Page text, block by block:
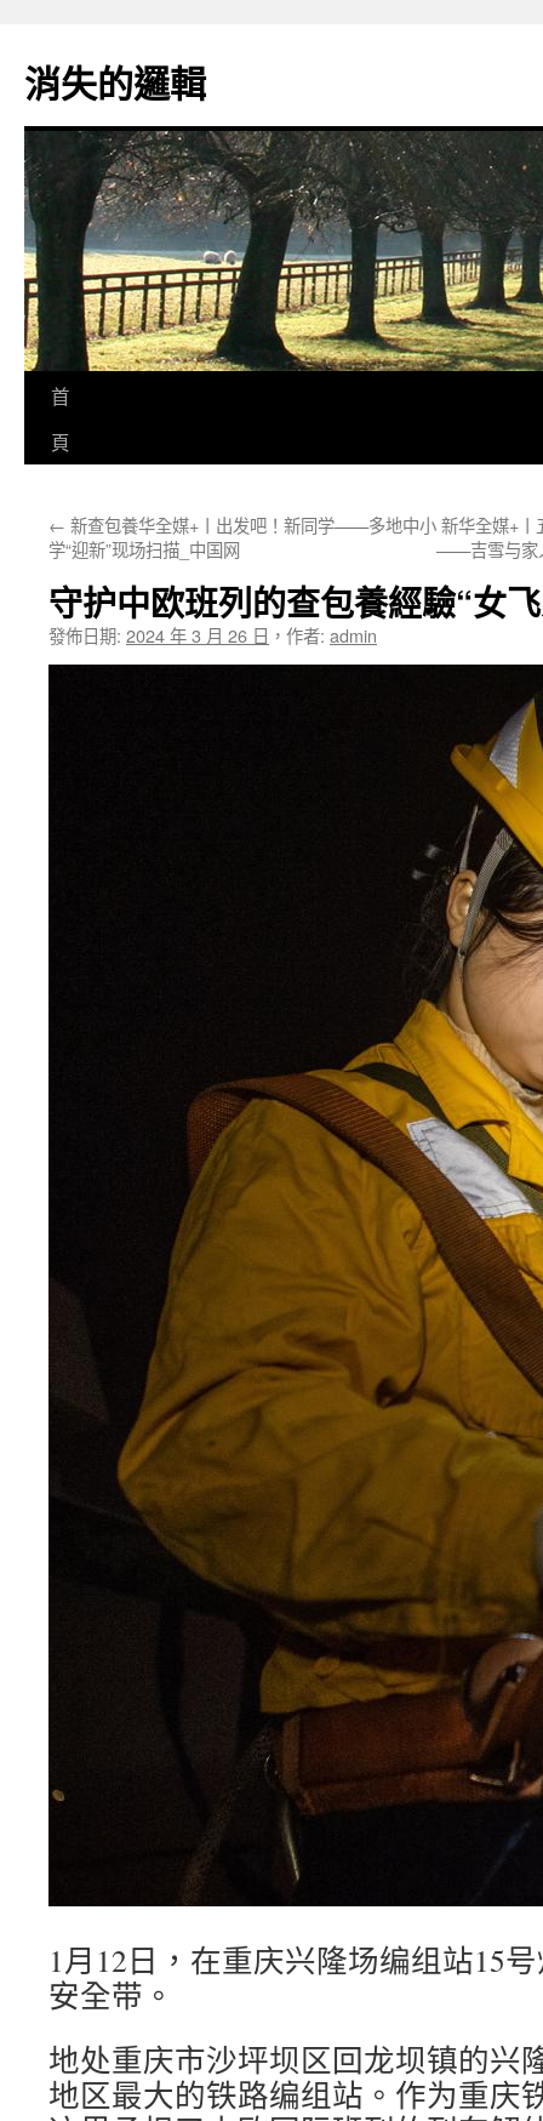
主
要
消失的邏輯
首
頁
← 新查包養华全媒+丨出发吧！新同学——多地中小
学“迎新”现场扫描_中国网
新华全媒+丨
——吉雪与家
守护中欧班列的查包養經驗“女
發佈日期: 2024 年 3 月 26 日 ， 作者: admin
1月12日，在重庆兴隆场编组站15
安全带。
地处重庆市沙坪坝区回龙坝镇的兴
地区最大的铁路编组站。作为重庆